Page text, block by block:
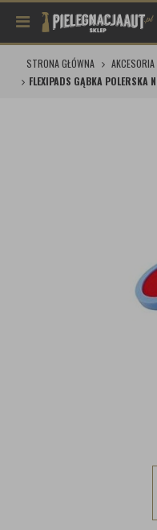
STRONA GŁÓWNA AKCESORIA
FLEXIPADS GĄBKA